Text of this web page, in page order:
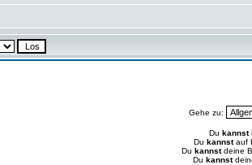
Gehe zu:
Du kannst
Du kannstauf
Du kannstdeine
Du kannst